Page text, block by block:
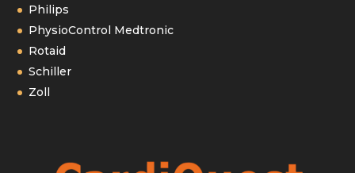
Philips
PhysioControl Medtronic
Rotaid
Schiller
Zoll